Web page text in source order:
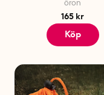
öron
165 kr
Köp